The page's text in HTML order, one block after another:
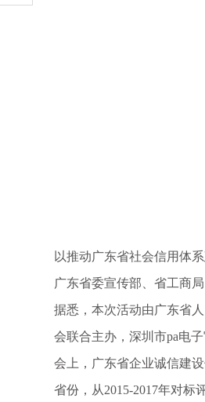
以推动广东省社会信用体
广东省委宣传部、省工商
据悉，本次活动由广东省
会联合主办，深圳市pa电
会上，广东省企业诚信建
省份，从2015-2017年对